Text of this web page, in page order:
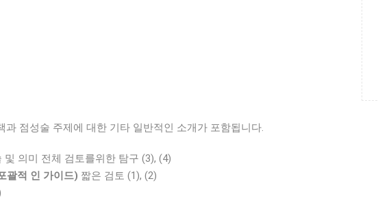
과 점성술 주제에 대한 기타 일반적인 소개가 포함됩니다.
의미 전체 검토를위한 탐구 (3), (4)
괄적 인 가이드) 짧은 검토 (1), (2)